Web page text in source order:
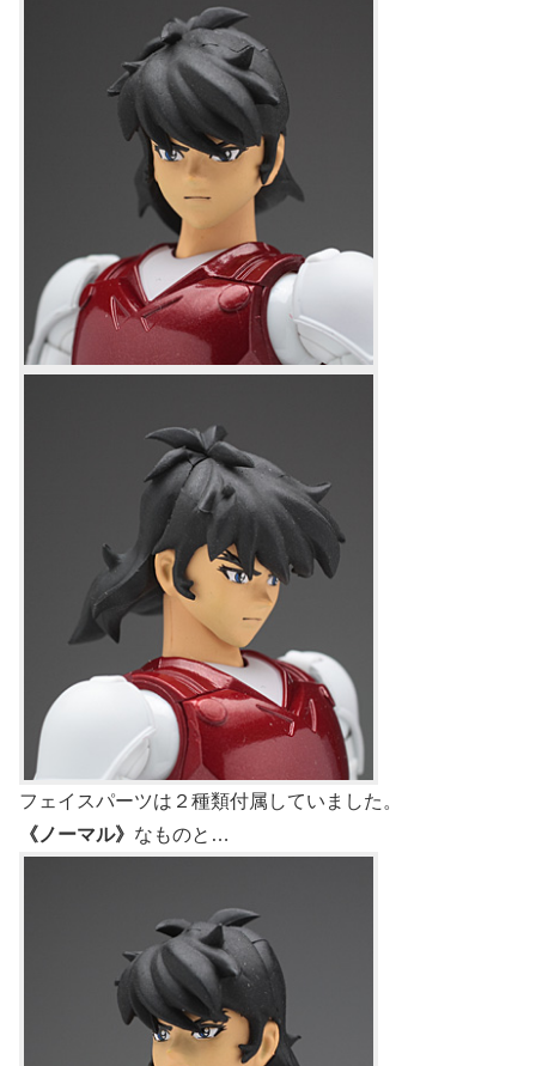
フェイスパーツは２種類付属していました。
《ノーマル》 なものと…